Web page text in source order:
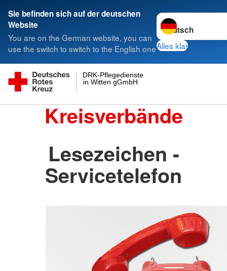
Sie befinden sich auf der deutschen
Website
You are on the German website, you can
use the switch to switch to the English one
Sprache wechseln
Alles klar
in Witten gGmbH
DRK-Pflegedienste
Kreisverbände
Lesezeichen -
Servicetelefon